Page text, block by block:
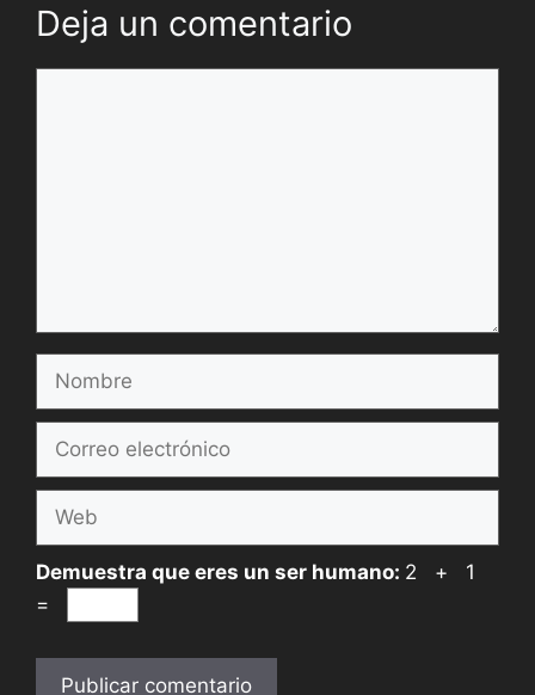
Deja un comentario
electrónico
Demuestra que eres un ser humano: 2 + 1
=